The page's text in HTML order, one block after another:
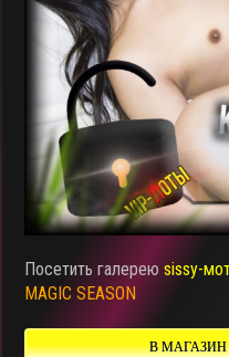
Посетить галереюsissy-
MAGIC SEASON
В МАГАЗИН